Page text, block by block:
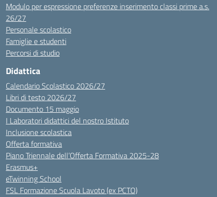
Modulo per espressione preferenze inserimento classi prime a.s.
26/27
Personale scolastico
Famiglie e studenti
Percorsi di studio
Didattica
Calendario Scolastico 2026/27
Libri di testo 2026/27
Documento 15 maggio
I Laboratori didattici del nostro Istituto
Inclusione scolastica
Offerta formativa
Piano Triennale dell’Offerta Formativa 2025-28
Erasmus+
eTwinning School
FSL Formazione Scuola Lavoto (ex PCTO)